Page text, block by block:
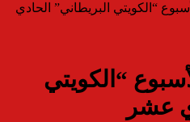
“الكويتي البريطاني” الحادي
“الكويتي
عشر